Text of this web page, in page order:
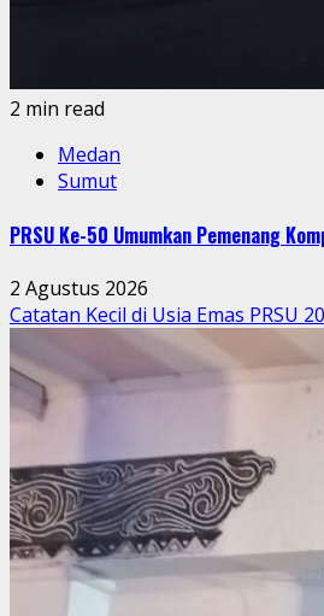
2 min read
Medan
Sumut
PRSU Ke-50 Umumkan Pemenang
2 Agustus 2026
Catatan Kecil di Usia Emas PRSU